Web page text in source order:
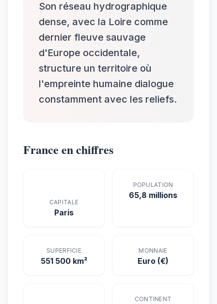
Son réseau hydrographique
dense, avec la Loire comme
dernier fleuve sauvage
d'Europe occidentale,
structure un territoire où
l'empreinte humaine dialogue
constamment avec les reliefs.
France en chiffres
CAPITALE
Paris
POPULATION
65,8 millions
SUPERFICIE
551 500 km²
MONNAIE
Euro (€)
CONTINENT